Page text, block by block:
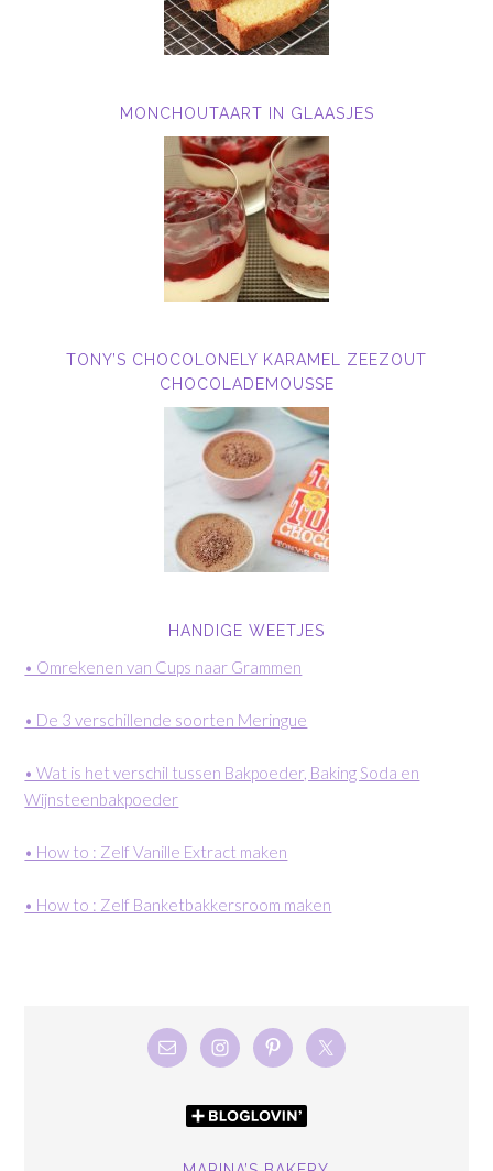
MONCHOUTAART IN GLAASJES
TONY’S CHOCOLONELY KARAMEL ZEEZOUT
CHOCOLADEMOUSSE
HANDIGE WEETJES
• Omrekenen van Cups naar Grammen
• De 3 verschillende soorten Meringue
• Wat is het verschil tussen Bakpoeder, Baking Soda en
Wijnsteenbakpoeder
• How to : Zelf Vanille Extract maken
• How to : Zelf Banketbakkersroom maken